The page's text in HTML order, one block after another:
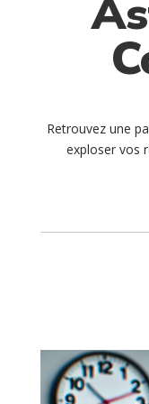
Retrouvez une
exploser vos